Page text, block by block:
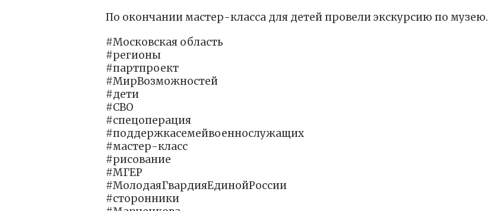
По окончании мастер-класса для детей провели экскурсию по музею.
#Московская область
#регионы
#партпроект
#МирВозможностей
#дети
#СВО
#спецоперация
#поддержкасемейвоеннослужащих
#мастер-класс
#рисование
#МГЕР
#МолодаяГвардияЕдинойРоссии
#сторонники